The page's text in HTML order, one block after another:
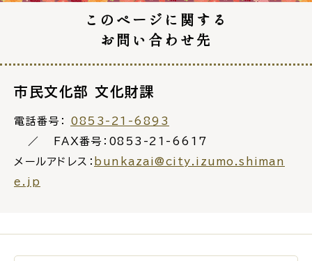
このページに関する
お問い合わせ先
市民文化部 文化財課
電話番号： 0853-21-6893
FAX番号：0853-21-6617
メールアドレス： bunkazai@city.izumo.shiman
e.jp